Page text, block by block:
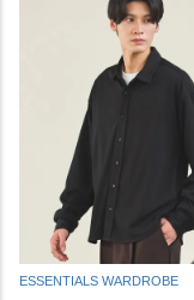
ESSENTIALS WARDROBE